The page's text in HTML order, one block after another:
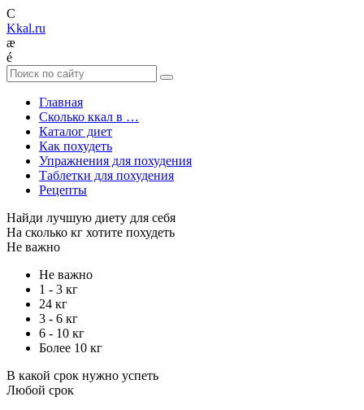
C
Kkal.ru
æ
é
Главная
Сколько ккал в …
Каталог диет
Как похудеть
Упражнения для похудения
Таблетки для похудения
Рецепты
Найди лучшую диету для себя
На сколько кг хотите похудеть
Не важно
Не важно
1 - 3 кг
24 кг
3 - 6 кг
6 - 10 кг
Более 10 кг
В какой срок нужно успеть
Любой срок